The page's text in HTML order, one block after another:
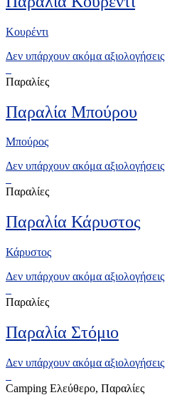
Κουρέντι
Δεν υπάρχουν ακόμα αξιολογήσεις
Παραλίες
Παραλία Μπούρου
Μπούρος
Δεν υπάρχουν ακόμα αξιολογήσεις
Παραλίες
Παραλία Κάρυστος
Κάρυστος
Δεν υπάρχουν ακόμα αξιολογήσεις
Παραλίες
Παραλία Στόμιο
Δεν υπάρχουν ακόμα αξιολογήσεις
Camping Ελεύθερο, Παραλίες